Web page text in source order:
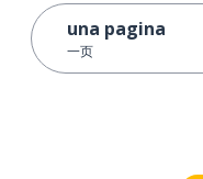
una pagina
一页